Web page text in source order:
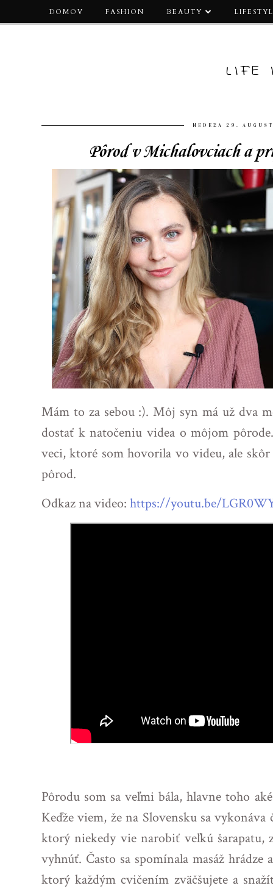
DOMOV FASHION BEAUTY
LIFE
NEDEĽA 29.
Pôrod v Michalovciach a
Mám to za sebou :). Môj syn má už dva
dostať k natočeniu videa o môjom
veci, ktoré som hovorila vo videu, ale
pôrod.
Odkaz na video: https://youtu.be/
Pôrodu som sa veľmi bála, hlavne toho
Keďže viem, že na Slovensku sa
ktorý niekedy vie narobiť veľkú šarapatu,
vyhnúť. Často sa spomínala masáž
ktorý každým cvičením zväčšujete a